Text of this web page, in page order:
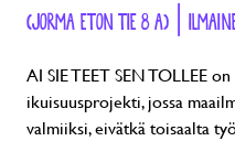
(JORMA ETON TIE 8 A) |
AI SIE TEET SEN TOLLEE
ikuisuusprojekti, jossa
valmiiksi, eivätkä toisaalta